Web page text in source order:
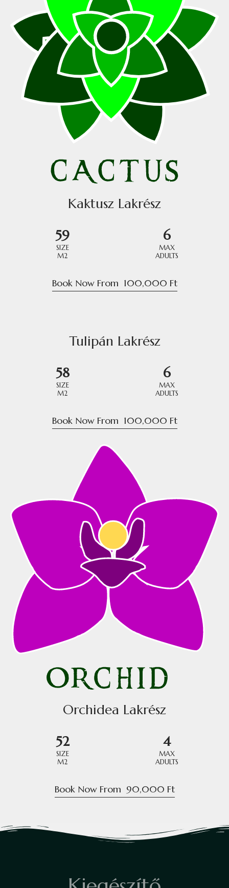
Kaktusz Lakrész
59
SIZE
M2
6
MAX
ADULTS
Book Now From 100,000 Ft
Tulipán Lakrész
58
SIZE
M2
6
MAX
ADULTS
Book Now From 100,000 Ft
Orchidea Lakrész
52
SIZE
M2
4
MAX
ADULTS
Book Now From 90,000 Ft